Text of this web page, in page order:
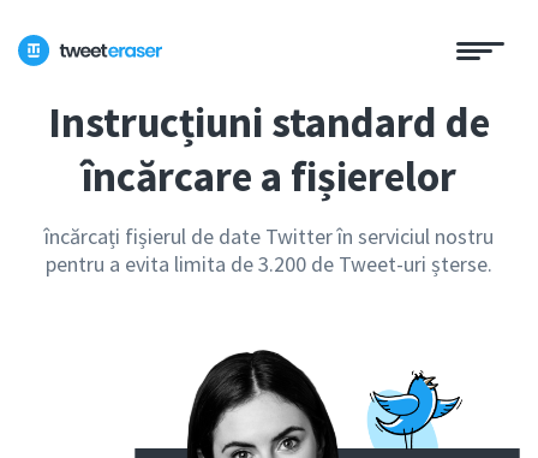
Instrucțiuni standard de
încărcare a fișierelor
încărcați fișierul de date Twitter în serviciul nostru
pentru a evita limita de 3.200 de Tweet-uri șterse.